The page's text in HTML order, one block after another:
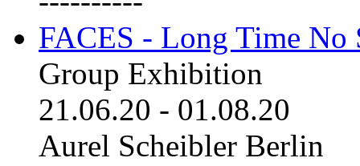
FACES - Long Time No
Group Exhibition
21.06.20 - 01.08.20
Aurel Scheibler Berlin